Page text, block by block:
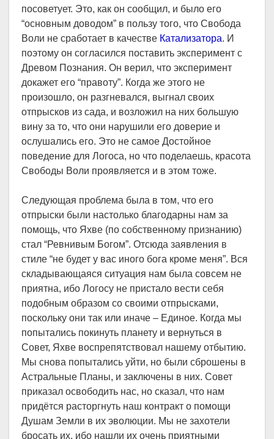
посоветует. Это, как он сообщил, и было его
“основным доводом” в пользу того, что Свобода
Воли не сработает в качестве Катализатора. И
поэтому он согласился поставить эксперимент с
Древом Познания. Он верил, что эксперимент
докажет его “правоту”. Когда же этого не
произошло, он разгневался, выгнал своих
отпрысков из сада, и возложил на них большую
вину за то, что они нарушили его доверие и
ослушались его. Это не самое Достойное
поведение для Логоса, но что поделаешь, красота
Свободы Воли проявляется и в этом тоже.
Следующая проблема была в том, что его
отпрыски были настолько благодарны нам за
помощь, что Яхве (по собственному признанию)
стал “Ревнивым Богом”. Отсюда заявления в
стиле “не будет у вас иного бога кроме меня”. Вся
складывающаяся ситуация нам была совсем не
приятна, ибо Логосу не пристало вести себя
подобным образом со своими отпрысками,
поскольку они так или иначе – Единое. Когда мы
попытались покинуть планету и вернуться в
Совет, Яхве воспрепятствовал нашему отбытию.
Мы снова попытались уйти, но были сброшены в
Астральные Планы, и заключены в них. Совет
приказал освободить нас, но сказал, что нам
придётся расторгнуть наш контракт о помощи
Душам Земли в их эволюции. Мы не захотели
бросать их, ибо нашли их очень приятными